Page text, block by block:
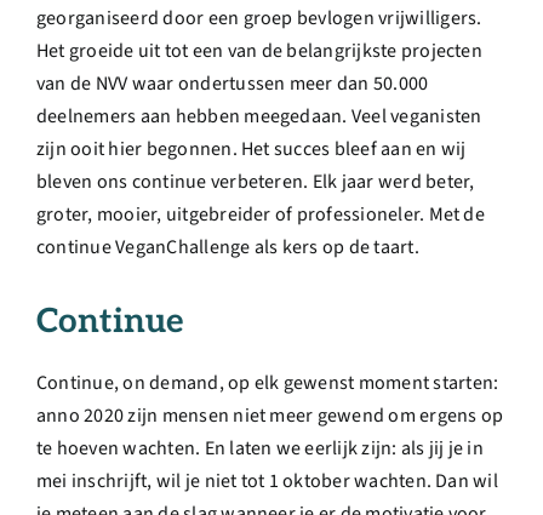
georganiseerd door een groep bevlogen vrijwilligers.
Het groeide uit tot een van de belangrijkste projecten
van de NVV waar ondertussen meer dan 50.000
deelnemers aan hebben meegedaan. Veel veganisten
zijn ooit hier begonnen. Het succes bleef aan en wij
bleven ons continue verbeteren. Elk jaar werd beter,
groter, mooier, uitgebreider of professioneler. Met de
continue VeganChallenge als kers op de taart.
Continue
Continue, on demand, op elk gewenst moment starten:
anno 2020 zijn mensen niet meer gewend om ergens op
te hoeven wachten. En laten we eerlijk zijn: als jij je in
mei inschrijft, wil je niet tot 1 oktober wachten. Dan wil